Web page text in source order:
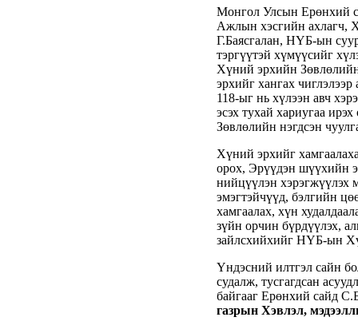
Монгол Улсын Ерөнхий
Ажлын хэсгийн ахлагч,
Г.Баясгалан, НҮБ-ын
тэргүүтэй хүмүүсийг
Хүний эрхийн
эрхийг хангах
118-ыг нь хүлээн авч
эсэх тухай хариугаа
Зөвлөлийн нэгдсэн
Хүний эрхийг
орох, Эрүүдэн шүүхийн
нийцүүлэн хэрэгжүүлэх
эмэгтэйчүүд, бэлгийн
хамгаалах, хүн
зүйн орчин бүрдүүлэх,
зайлсхийхийг НҮБ-ын
Үндэсний илтгэл сайн
судалж, тусгагдсан
байгааг Ерөнхий сайд
газрын Хэвлэл,